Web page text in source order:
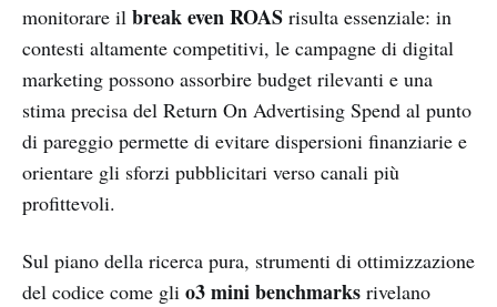
monitorare il break even ROAS risulta essenziale: in
contesti altamente competitivi, le campagne di digital
marketing possono assorbire budget rilevanti e una
stima precisa del Return On Advertising Spend al punto
di pareggio permette di evitare dispersioni finanziarie e
orientare gli sforzi pubblicitari verso canali più
profittevoli.
Sul piano della ricerca pura, strumenti di ottimizzazione
del codice come gli o3 mini benchmarks rivelano